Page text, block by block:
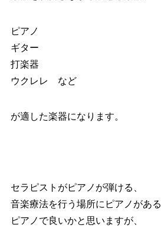
ピアノ
ギター
打楽器
ウクレレ など
が適した楽器になります。
セラピストがピアノが弾ける、
音楽療法を行う場所にピアノがある
ピアノで良いかと思いますが、